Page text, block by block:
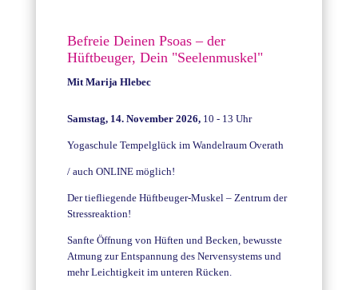
Befreie Deinen Psoas – der
Hüftbeuger, Dein "Seelenmuskel"
Mit Marija Hlebec
Samstag, 14. November 2026,10 - 13 Uhr
Yogaschule Tempelglück im Wandelraum Overath
/ auch ONLINE möglich!
Der tiefliegende Hüftbeuger-Muskel – Zentrum der
Stressreaktion!
Sanfte Öffnung von Hüften und Becken, bewusste
Atmung zur Entspannung des Nervensystems und
mehr Leichtigkeit im unteren Rücken.